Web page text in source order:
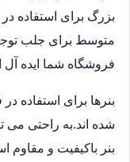
بزرگ برای استفاده
متوسط برای جلب
فروشگاه شما ایده
بنرها برای استفاده
شده اند.به راحتی می
بنر باکیفیت و مقاوم